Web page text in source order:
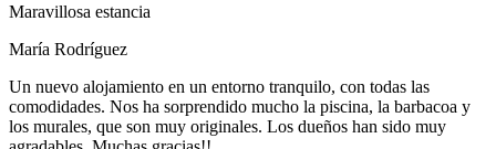
Maravillosa estancia
María Rodríguez
Un nuevo alojamiento en un entorno tranquilo, con todas las
comodidades. Nos ha sorprendido mucho la piscina, la barbacoa y
los murales, que son muy originales. Los dueños han sido muy